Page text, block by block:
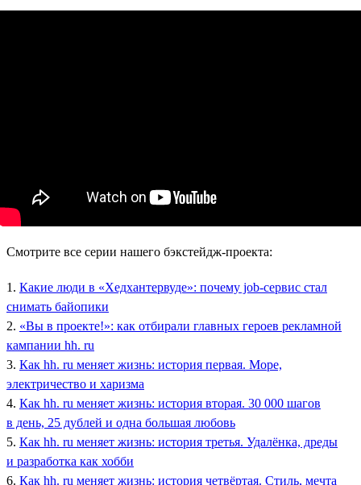
Смотрите все серии нашего бэкстейдж-проекта:
1. Какие люди в «Хедхантервуде»: почему job-сервис стал
снимать байопики
2. «Вы в проекте!»: как отбирали главных героев рекламной
кампании hh. ru
3. Как hh. ru меняет жизнь: история первая. Море,
электричество и харизма
4. Как hh. ru меняет жизнь: история вторая. 30 000 шагов
в день, 25 дублей и одна большая любовь
5. Как hh. ru меняет жизнь: история третья. Удалёнка, дреды
и разработка как хобби
6. Как hh. ru меняет жизнь: история четвёртая. Стиль, мечта